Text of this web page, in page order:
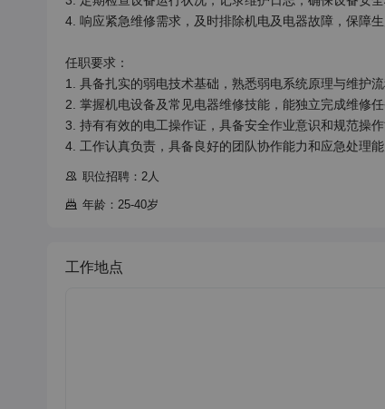
4. 响应紧急维修需求，及时排除机电及电器故障，保障生
任职要求：
1. 具备扎实的弱电技术基础，熟悉弱电系统原理与维护流
2. 掌握机电设备及常见电器维修技能，能独立完成维修任
3. 持有有效的电工操作证，具备安全作业意识和规范操作
4. 工作认真负责，具备良好的团队协作能力和应急处理能
职位招聘：2人
年龄：25-40岁
工作地点